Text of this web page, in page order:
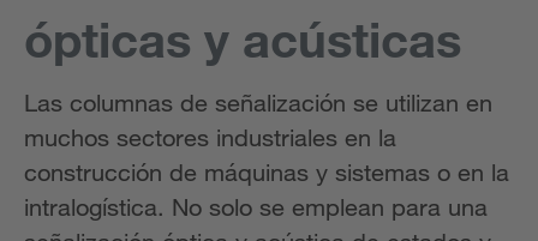
ópticas y acústicas
Las columnas de señalización se utilizan en
muchos sectores industriales en la
construcción de máquinas y sistemas o en la
intralogística. No solo se emplean para una